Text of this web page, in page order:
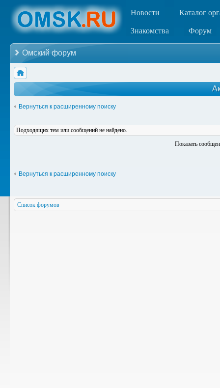
Новости Каталог
Знакомства Форум
Омский форум
Вернуться к расширенному поиску
Подходящих тем или сообщений не найдено.
Показать
Вернуться к расширенному поиску
Список форумов